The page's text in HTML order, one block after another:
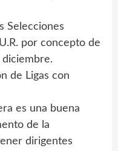
Selecciones
por concepto de
de Ligas con
es una buena
de la
dirigentes